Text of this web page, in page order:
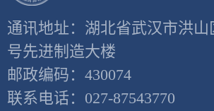
通讯地址：湖北省武汉市洪山
号先进制造大楼
邮政编码：430074
联系电话：027-87543770